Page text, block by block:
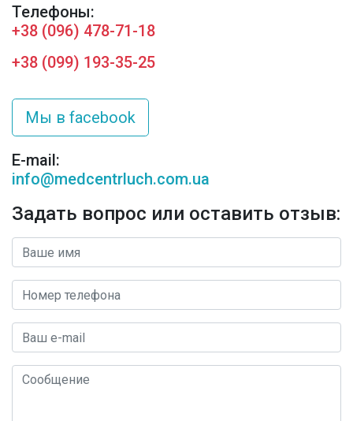
Поиск
Телефоны:
+38 (096) 478-71-18
+38 (099) 193-35-25
Мы в facebook
E-mail:
info@medcentrluch.com.ua
Задать вопрос или оставить отзыв: